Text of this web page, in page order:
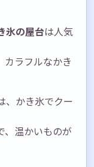
氷の屋台は人気
カラフルなかき
、かき氷でクー
、温かいものが